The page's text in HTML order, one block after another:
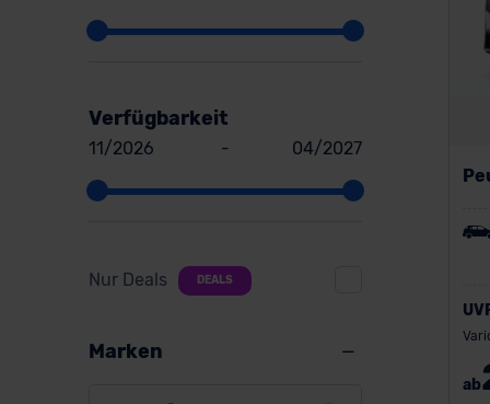
Verfügbarkeit
11/2026 - 04/2027
Nur Deals DEALS
Marken
ab